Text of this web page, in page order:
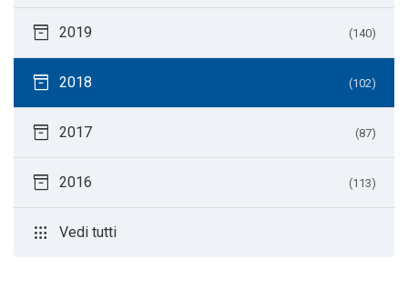
inventory_2 2019 (140)
inventory_2 2018 (102)
inventory_2 2017 (87)
inventory_2 2016 (113)
apps Vedi tutti